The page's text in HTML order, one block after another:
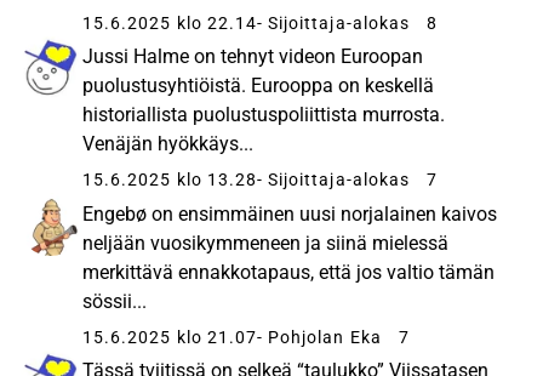
15.6.2025 klo 22.14- Sijoittaja-alokas 8
Jussi Halme on tehnyt videon Euroopan
puolustusyhtiöistä. Eurooppa on keskellä
historiallista puolustuspoliittista murrosta.
Venäjän hyökkäys...
15.6.2025 klo 13.28- Sijoittaja-alokas 7
Engebø on ensimmäinen uusi norjalainen kaivos
neljään vuosikymmeneen ja siinä mielessä
merkittävä ennakkotapaus, että jos valtio tämän
sössii...
15.6.2025 klo 21.07- Pohjolan Eka 7
Tässä tviitissä on selkeä “taulukko” Viissatasen